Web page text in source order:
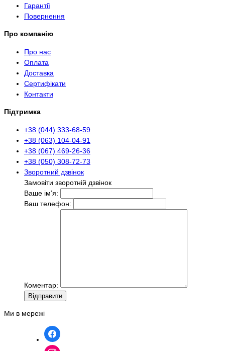
Гарантії
Повернення
Про компанію
Про нас
Оплата
Доставка
Сертифікати
Контакти
Підтримка
+38 (044) 333-68-59
+38 (063) 104-04-91
+38 (067) 469-26-36
+38 (050) 308-72-73
Зворотний дзвінок
Замовіти зворотній дзвінок
Ваше ім’я:
Ваш телефон:
Коментар:
Вiдправити
Ми в мережі